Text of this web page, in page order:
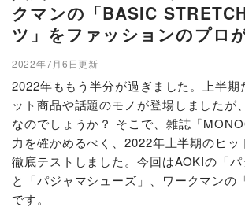
クマンの「BASIC
ツ」をファッションのプロ
2022年7月6日更新
2022年ももう半分が過ぎました。上半期
ット商品や話題のモノが登場しましたが
なのでしょうか？ そこで、雑誌『
力を確かめるべく、2022年上半期のヒッ
徹底テストしました。今回はAOKIの「パ
と「パジャマシューズ」、ワークマンの
です。